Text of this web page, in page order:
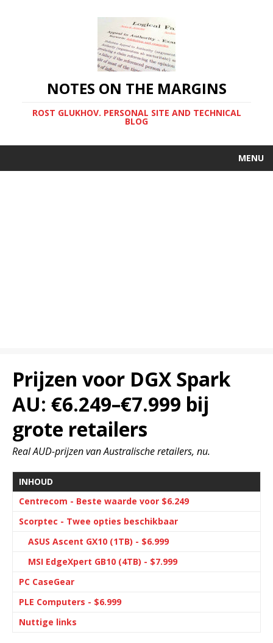
NOTES ON THE MARGINS
ROST GLUKHOV. PERSONAL SITE AND TECHNICAL
BLOG
MENU
Prijzen voor DGX Spark
AU: €6.249–€7.999 bij
grote retailers
Real AUD-prijzen van Australische retailers, nu.
INHOUD
Centrecom - Beste waarde voor $6.249
Scorptec - Twee opties beschikbaar
ASUS Ascent GX10 (1TB) - $6.999
MSI EdgeXpert GB10 (4TB) - $7.999
PC CaseGear
PLE Computers - $6.999
Nuttige links